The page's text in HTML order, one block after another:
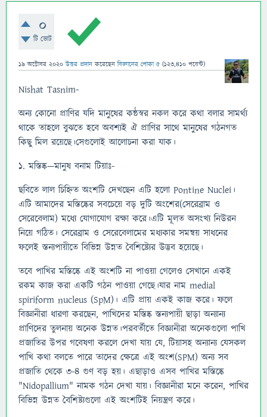
0
টি ভোট
19 অক্টোবর 2020 উত্তর প্রদান করেছেনবিজ্ঞানের পোকা ৫ (123,410 পয়েন্ট)
Nishat Tasnim-
অন্য কোনো প্রাণির যদি মানুষের কন্ঠস্বর নকল করে কথা বলার সামর্থ্য
থাকে তাহলে বুঝতে হবে অবশ্যই ঐ প্রাণির সাথে মানুষের গঠনগত
কিছু মিল রয়েছে।সেগুলোই আলোচনা করা যাক।
১. মস্তিষ্ক—মানুষ বনাম টিয়াঃ-
ছবিতে লাল চিহ্নিত অংশটি দেখছেন এটি হলো Pontine Nuclei।
এটি আমাদের মস্তিষ্কের সবচেয়ে বড় দুটি অংশের(সেরেব্রাম ও
সেরেবেলাম) মধ্যে যোগাযোগ রক্ষা করে।এটি মূলত অসংখ্য নিউরন
নিয়ে গঠিত। সেরেব্রাম ও সেরেবেলামের মধ্যকার সমন্বয় সাধনের
ফলেই স্তন্যপায়ীতে বিভিন্ন উন্নত বৈশিষ্ট্যের উদ্ভব হয়েছে।
তবে পাখির মস্তিষ্কে এই অংশটি না পাওয়া গেলেও সেখানে একই
রকম কাজ করা একটি গঠন পাওয়া গেছে।যার নাম medial
spiriform nucleus (SpM)। এটি প্রায় একই কাজ করে। ফলে
বিজ্ঞানীরা ধারণা করছেন, পাখিদের মস্তিষ্ক স্তন্যপায়ী ছাড়া অন্যান্য
প্রাণিদের তুলনায় অনেক উন্নত।পরবর্তীতে বিজ্ঞানীরা অনেকগুলো পাখি
প্রজাতির উপর গবেষণা করলে দেখা যায় যে, টিয়াসহ অন্যান্য যেসকল
পাখি কথা বলতে পারে তাদের ক্ষেত্রে এই অংশ(SPM) অন্য সব
প্রজাতি থেকে ৩-৪ গুণ বড় হয়। এছাড়াও এসব পাখির মস্তিষ্কে
"Nidopallium" নামক গঠন দেখা যায়। বিজ্ঞানীরা মনে করেন, পাখির
বিভিন্ন উন্নত বৈশিষ্ট্যগুলো এই অংশটিই নিয়ন্ত্রণ করে।